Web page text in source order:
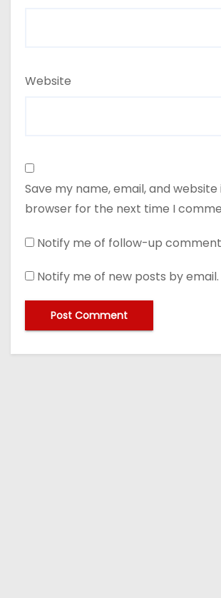
Website
Save my name, email, and website
browser for the next time I
Notify me of follow-up
Notify me of new posts by email.